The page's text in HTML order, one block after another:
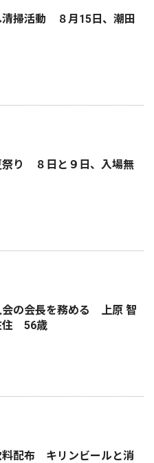
清掃活動 ８月15日、潮田
祭り ８日と９日、入場無
会の会長を務める 上原 智
住 56歳
料配布 キリンビールと消